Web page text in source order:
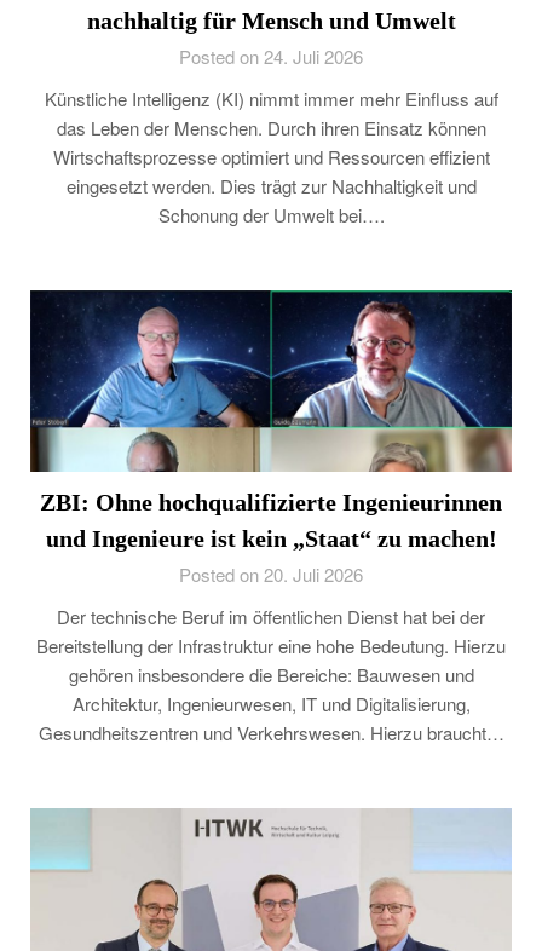
nachhaltig für Mensch und Umwelt
Posted on 24. Juli 2026
Künstliche Intelligenz (KI) nimmt immer mehr Einfluss auf
das Leben der Menschen. Durch ihren Einsatz können
Wirtschaftsprozesse optimiert und Ressourcen effizient
eingesetzt werden. Dies trägt zur Nachhaltigkeit und
Schonung der Umwelt bei….
ZBI: Ohne hochqualifizierte Ingenieurinnen
und Ingenieure ist kein „Staat“ zu machen!
Posted on 20. Juli 2026
Der technische Beruf im öffentlichen Dienst hat bei der
Bereitstellung der Infrastruktur eine hohe Bedeutung. Hierzu
gehören insbesondere die Bereiche: Bauwesen und
Architektur, Ingenieurwesen, IT und Digitalisierung,
Gesundheitszentren und Verkehrswesen. Hierzu braucht…